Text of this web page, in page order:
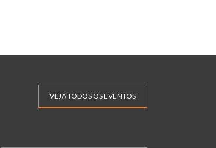
VEJA TODOS OS EVENTOS